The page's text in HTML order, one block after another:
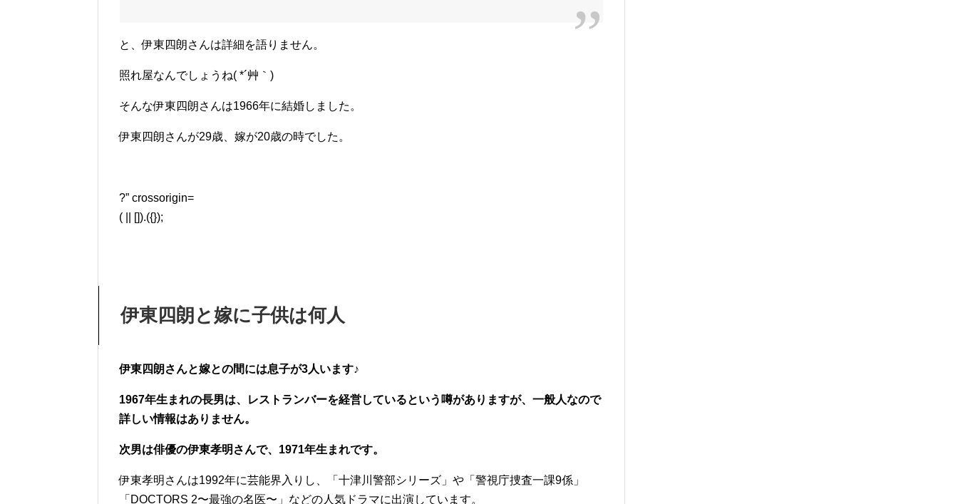
と、伊東四朗さんは詳細を語りません。
照れ屋なんでしょうね( *´艸｀)
そんな伊東四朗さんは1966年に結婚しました。
伊東四朗さんが29歳、嫁が20歳の時でした。
?” crossorigin=
( || []).({});
伊東四朗と嫁に子供は何人
伊東四朗さんと嫁との間には息子が3人います♪
1967年生まれの長男は、レストランバーを経営しているという噂がありますが、一般人なので
詳しい情報はありません。
次男は俳優の伊東孝明さんで、1971年生まれです。
伊東孝明さんは1992年に芸能界入りし、「十津川警部シリーズ」や「警視庁捜査一課9係」
「DOCTORS 2〜最強の名医〜」などの人気ドラマに出演しています。